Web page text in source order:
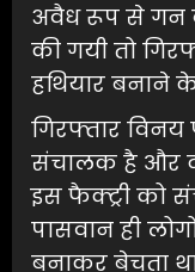
अवैध रूप से गन
की गयी तो
हथियार बनाने
गिरफ्तार
संचालक है और
इस फैक्ट्री को
पासवान ही
बनाकर बेचता